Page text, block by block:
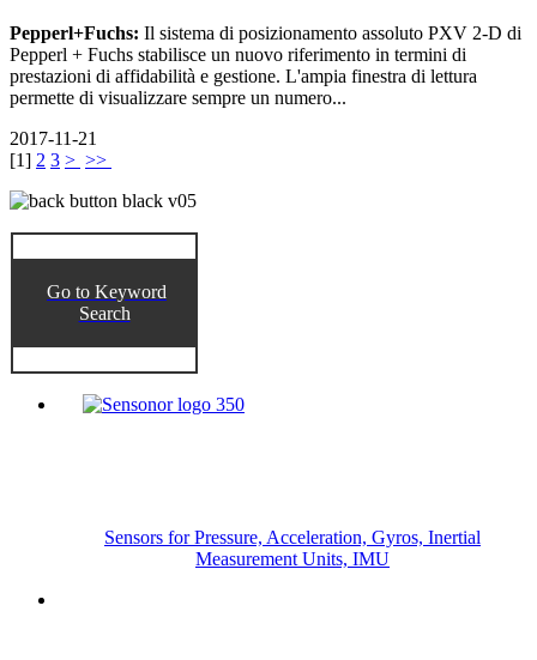
Pepperl+Fuchs: Il sistema di posizionamento assoluto PXV 2-D di
Pepperl + Fuchs stabilisce un nuovo riferimento in termini di
prestazioni di affidabilità e gestione. L'ampia finestra di lettura
permette di visualizzare sempre un numero...
2017-11-21
[1] 2 3 > >>
Go to Keyword
Search
Sensors for Pressure, Acceleration, Gyros, Inertial
Measurement Units, IMU